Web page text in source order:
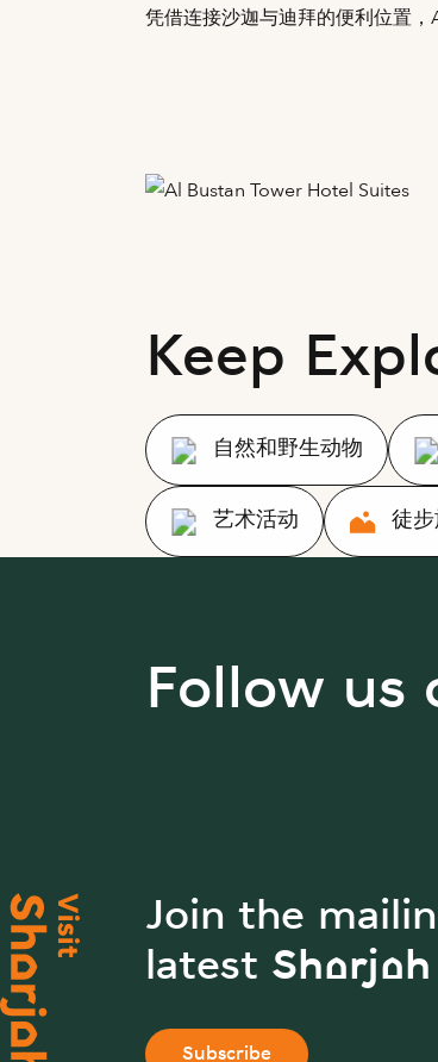
凭借连接沙迦与迪拜的便利位置，
Keep
自然和野生动物
艺术活动 徒
Follow us
Join the
latest
Subscribe